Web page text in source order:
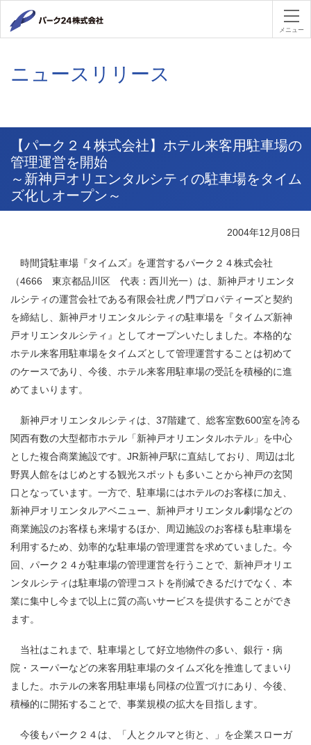
パーク２
メニュー
ニュースリリース
【パーク２４株式会社】ホテル来客用駐車場の
管理運営を開始
～新神戸オリエンタルシティの駐車場をタイム
ズ化しオープン～
2004年12月08日
時間貸駐車場『タイムズ』を運営するパーク２４株式会社
（4666 東京都品川区 代表：西川光一）は、新神戸オリエンタ
ルシティの運営会社である有限会社虎ノ門プロパティーズと契約
を締結し、新神戸オリエンタルシティの駐車場を『タイムズ新神
戸オリエンタルシティ』としてオープンいたしました。本格的な
ホテル来客用駐車場をタイムズとして管理運営することは初めて
のケースであり、今後、ホテル来客用駐車場の受託を積極的に進
めてまいります。
新神戸オリエンタルシティは、37階建て、総客室数600室を誇る
関西有数の大型都市ホテル「新神戸オリエンタルホテル」を中心
とした複合商業施設です。JR新神戸駅に直結しており、周辺は北
野異人館をはじめとする観光スポットも多いことから神戸の玄関
口となっています。一方で、駐車場にはホテルのお客様に加え、
新神戸オリエンタルアベニュー、新神戸オリエンタル劇場などの
商業施設のお客様も来場するほか、周辺施設のお客様も駐車場を
利用するため、効率的な駐車場の管理運営を求めていました。今
回、パーク２４が駐車場の管理運営を行うことで、新神戸オリエ
ンタルシティは駐車場の管理コストを削減できるだけでなく、本
業に集中し今まで以上に質の高いサービスを提供することができ
ます。
当社はこれまで、駐車場として好立地物件の多い、銀行・病
院・スーパーなどの来客用駐車場のタイムズ化を推進してまいり
ました。ホテルの来客用駐車場も同様の位置づけにあり、今後、
積極的に開拓することで、事業規模の拡大を目指します。
今後もパーク２４は、「人とクルマと街と、」を企業スローガ